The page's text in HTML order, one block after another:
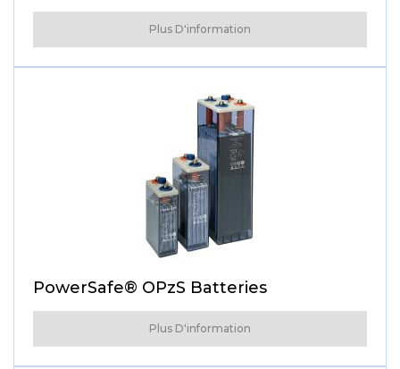
Plus D'information
PowerSafe® OPzS Batteries
Plus D'information